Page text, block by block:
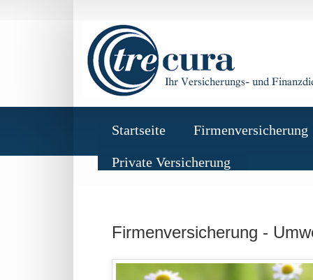
Startseite Firmenversicherung
Private Versicherung
Firmenversicherung -